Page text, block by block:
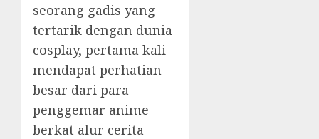
seorang gadis yang
tertarik dengan dunia
cosplay, pertama kali
mendapat perhatian
besar dari para
penggemar anime
berkat alur cerita